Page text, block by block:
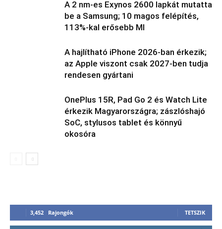
A 2 nm-es Exynos 2600 lapkát mutatta
be a Samsung; 10 magos felépítés,
113%-kal erősebb MI
A hajlítható iPhone 2026-ban érkezik;
az Apple viszont csak 2027-ben tudja
rendesen gyártani
OnePlus 15R, Pad Go 2 és Watch Lite
érkezik Magyarországra; zászlóshajó
SoC, stylusos tablet és könnyű
okosóra
3,452 Rajongók TETSZIK